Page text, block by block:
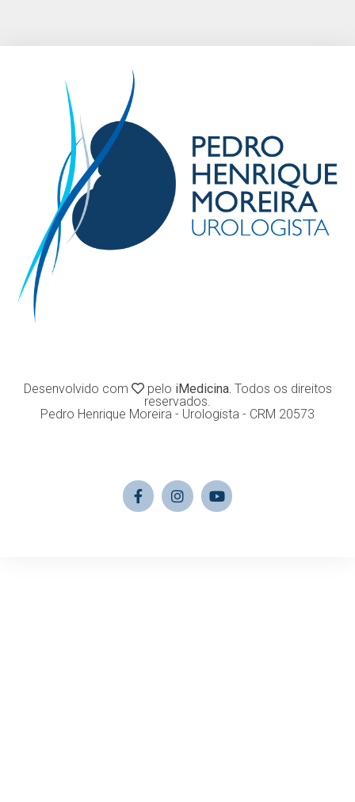
Desenvolvido com pelo iMedicina. Todos os direitos
reservados.
Pedro Henrique Moreira - Urologista - CRM 20573